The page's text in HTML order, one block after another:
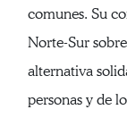
comunes. Su
Norte-Sur
alternativa
personas y de